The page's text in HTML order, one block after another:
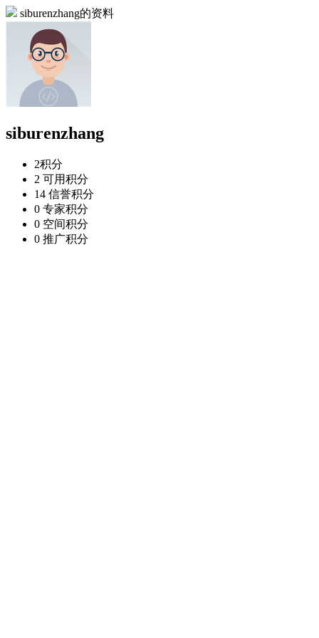
siburenzhang的资料
siburenzhang
2积分
2 可用积分
14 信誉积分
0 专家积分
0 空间积分
0 推广积分